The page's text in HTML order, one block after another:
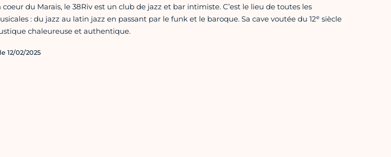
du Marais, le 38Riv est un club de jazz et bar intimiste. C’est le lieu de toutes les
: du jazz au latin jazz en passant par le funk et le baroque. Sa cave voutée du 12e siècle
chaleureuse et authentique.
12/02/2025